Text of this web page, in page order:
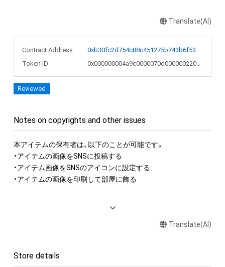
Translate(AI)
Contract Address
0xb30fc2d754c88c451275b743b6f530f19f643683
Token ID
0x000000004a9c0000070d000000220c31
Reviewed
Notes on copyrights and other issues
本アイテムの保有者は、以下のことが可能です。
・アイテムの画像をSNSに投稿する
・アイテム画像をSNSのアイコンに設定する
・アイテムの画像を印刷して部屋に飾る
ロゴ等を含みますがこれらに限られません。)にかかる知的財産
出願する権利を含みます。)を意味します。)は、本アイテムの著
Translate(AI)
Store details